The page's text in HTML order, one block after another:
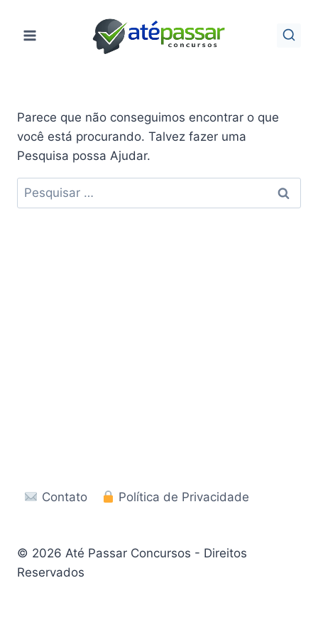
para
Parece que não conseguimos encontrar o que
você está procurando. Talvez fazer uma
Pesquisa possa Ajudar.
Pesquisar
por:
Contato Política de Privacidade
© 2026 Até Passar Concursos - Direitos
Reservados